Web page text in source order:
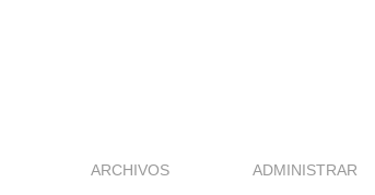
ARCHIVOS ADMINISTRAR